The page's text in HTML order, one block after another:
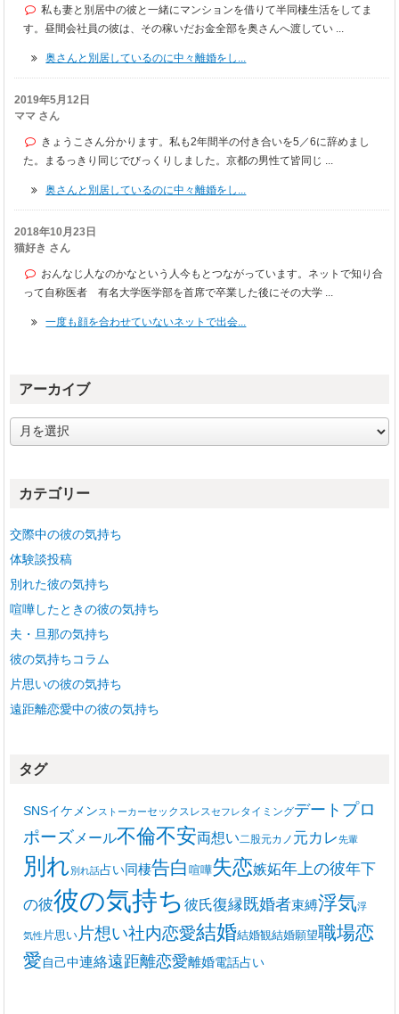
私も妻と別居中の彼と一緒にマンションを借りて半同棲生活をしてま
す。昼間会社員の彼は、その稼いだお金全部を奥さんへ渡してい ...
奥さんと別居しているのに中々離婚をし...
2019年5月12日
ママ さん
きょうこさん分かります。私も2年間半の付き合いを5／6に辞めまし
た。まるっきり同じでびっくりしました。京都の男性て皆同じ ...
奥さんと別居しているのに中々離婚をし...
2018年10月23日
猫好き さん
おんなじ人なのかなという人今もとつながっています。ネットで知り合
って自称医者 有名大学医学部を首席で卒業した後にその大学 ...
一度も顔を合わせていないネットで出会...
アーカイブ
ー
ブカテゴリー
交際中の彼の気持ち
体験談投稿
別れた彼の気持ち
喧嘩したときの彼の気持ち
夫・旦那の気持ち
彼の気持ちコラム
片思いの彼の気持ち
遠距離恋愛中の彼の気持ち
タグ
SNSイケメンストーカーセックスレスセフレタイミングデート プロ
ポーズ メール不倫不安両想い二股元カノ 元カレ先輩
別れ別れ話占い同棲告白 喧嘩失恋嫉妬年上の彼年下
の彼彼の気持ち 彼氏復縁既婚者束縛浮気浮
気性 片思い 片想い社内恋愛結婚結婚観結婚願望職場恋
愛自己中連絡遠距離恋愛離婚電話占い